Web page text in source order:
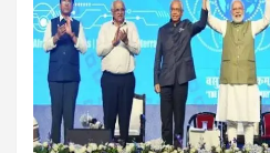
A
p
p
o
o
k